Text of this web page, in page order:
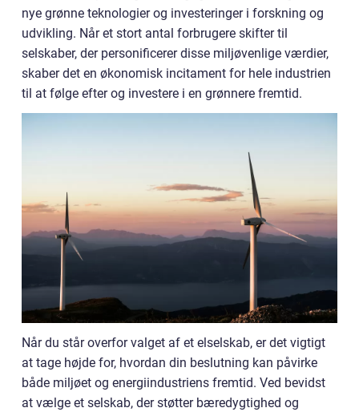
nye grønne teknologier og investeringer i forskning og
udvikling. Når et stort antal forbrugere skifter til
selskaber, der personificerer disse miljøvenlige værdier,
skaber det en økonomisk incitament for hele industrien
til at følge efter og investere i en grønnere fremtid.
Når du står overfor valget af et elselskab, er det vigtigt
at tage højde for, hvordan din beslutning kan påvirke
både miljøet og energiindustriens fremtid. Ved bevidst
at vælge et selskab, der støtter bæredygtighed og